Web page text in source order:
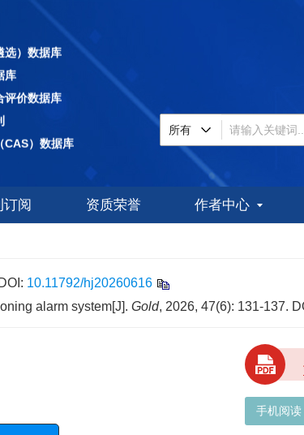
选）数据库
库
价数据库
）数据库
据库
机构数据库（JST）
库
评价数据库
订阅 资质荣誉 作者中心
DOI: 10.11792/hj20260616
alarm system[J]. Gold, 2026, 47(6): 131-137.
手机阅读